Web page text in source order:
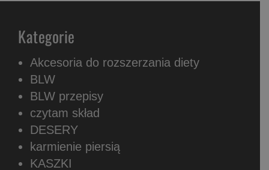
Kategorie
Akcesoria do rozszerzania diety
BLW
BLW przepisy
czytam skład
DESERY
karmienie piersią
KASZKI